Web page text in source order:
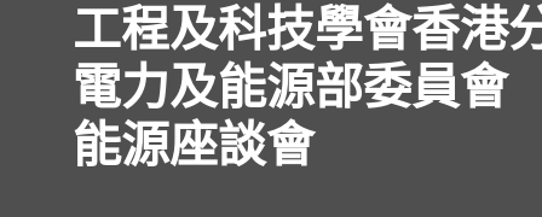
工程及科技學會香港
電力及能源部委員會
能源座談會